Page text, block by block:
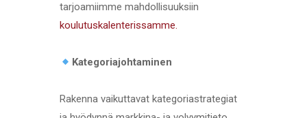
tarjoamiimme mahdollisuuksiin
koulutuskalenterissamme.
Kategoriajohtaminen
Rakenna vaikuttavat kategoriastrategiat